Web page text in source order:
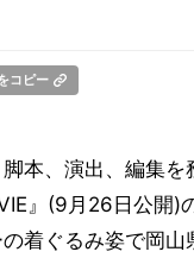
コピー
本、演出、編集
』(9月26日公開)
着ぐるみ姿で岡